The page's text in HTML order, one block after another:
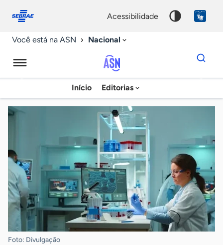
conosco
acessibilidade
Você está na ASN Nacional
Agência
Sebrae
de
Notícias
Início Editorias
Dados
para
chave
Foto: Divulgação